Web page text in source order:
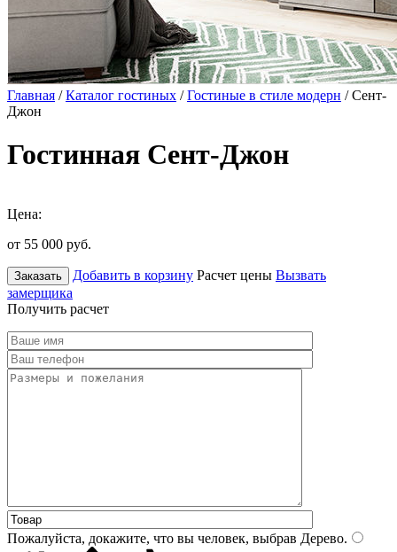
Главная /Каталог гостиных /Гостиные в стиле модерн / Сент-
Джон
Гостинная Сент-Джон
Цена:
от 55 000 руб.
Заказать Добавить в корзину Расчет цены Вызвать
замерщика
Получить расчет
Пожалуйста, докажите, что вы человек, выбрав Дерево.